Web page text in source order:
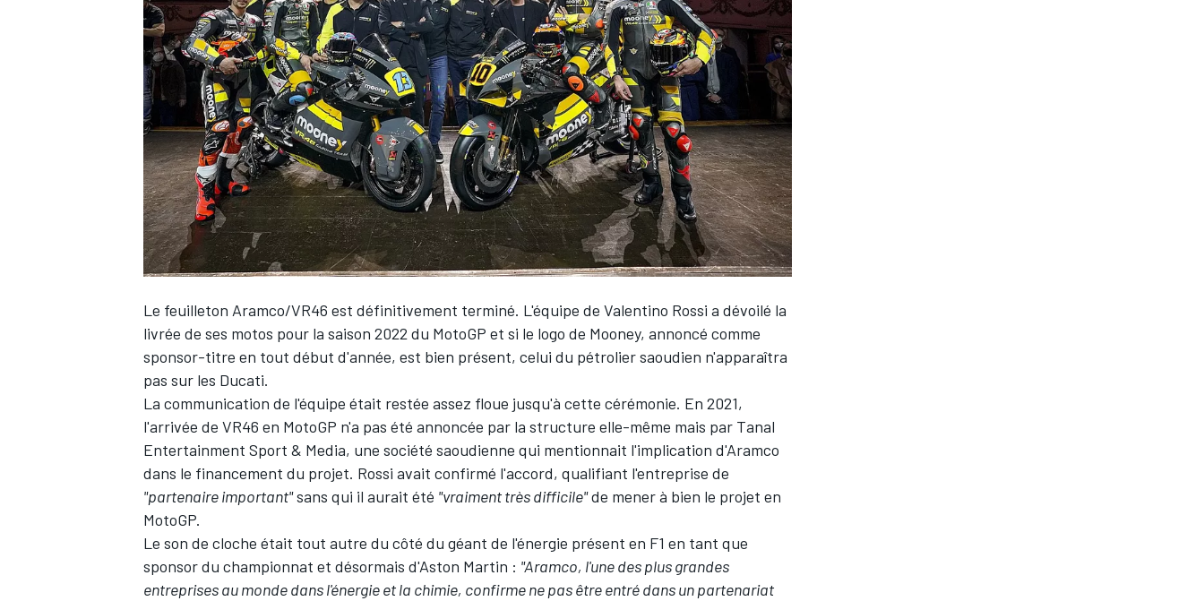
WEC
Le feuilleton Aramco/VR46 est définitivement terminé. L'équipe de Valentino Rossi a dévoilé la
livrée de ses motos pour la saison 2022 du MotoGP et si le logo de Mooney, annoncé comme
sponsor-titre en tout début d'année, est bien présent, celui du pétrolier saoudien n'apparaîtra
pas sur les Ducati.
La communication de l'équipe était restée assez floue jusqu'à cette cérémonie. En 2021,
l'arrivée de VR46 en MotoGP n'a pas été annoncée par la structure elle-même mais par Tanal
Entertainment Sport & Media, une société saoudienne qui mentionnait l'implication d'Aramco
dans le financement du projet. Rossi avait confirmé l'accord, qualifiant l'entreprise de
"partenaire important"sans qui il aurait été "vraiment très difficile"de mener à bien le projet en
MotoGP.
Le son de cloche était tout autre du côté du géant de l'énergie présent en F1 en tant que
sponsor du championnat et désormais d'Aston Martin : "Aramco, l'une des plus grandes
entreprises au monde dans l'énergie et la chimie, confirme ne pas être entré dans un partenariat